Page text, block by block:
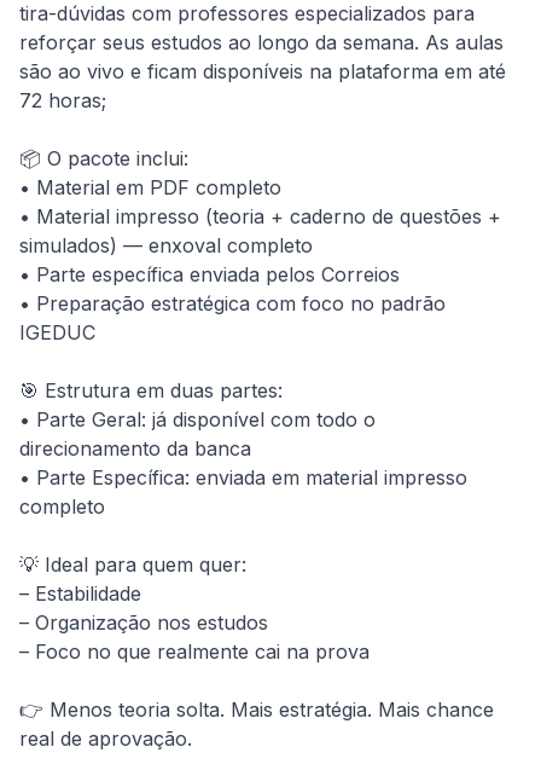
tira-dúvidas com professores especializados para
reforçar seus estudos ao longo da semana. As aulas
são ao vivo e ficam disponíveis na plataforma em até
72 horas;
📦 O pacote inclui:
• Material em PDF completo
• Material impresso (teoria + caderno de questões +
simulados) — enxoval completo
• Parte específica enviada pelos Correios
• Preparação estratégica com foco no padrão
IGEDUC
🎯 Estrutura em duas partes:
• Parte Geral: já disponível com todo o
direcionamento da banca
• Parte Específica: enviada em material impresso
completo
💡 Ideal para quem quer:
– Estabilidade
– Organização nos estudos
– Foco no que realmente cai na prova
👉 Menos teoria solta. Mais estratégia. Mais chance
real de aprovação.